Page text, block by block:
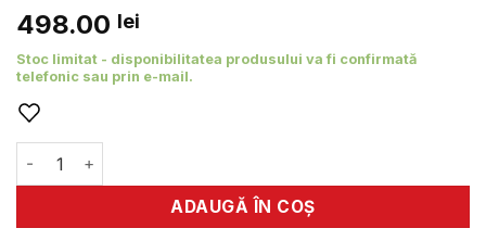
498.00 lei
Stoc limitat - disponibilitatea produsului va fi confirmată
telefonic sau prin e-mail.
Cantitate Lubrifiant cu teflon TF2 MIXT Weldtite 18 bucati
ADAUGĂ ÎN COȘ